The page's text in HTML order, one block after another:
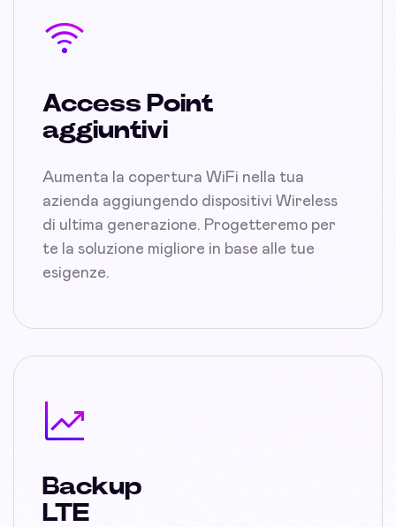
Access Point
aggiuntivi
Aumenta la copertura WiFi nella tua
azienda aggiungendo dispositivi Wireless
di ultima generazione. Progetteremo per
te la soluzione migliore in base alle tue
esigenze.
Backup
LTE